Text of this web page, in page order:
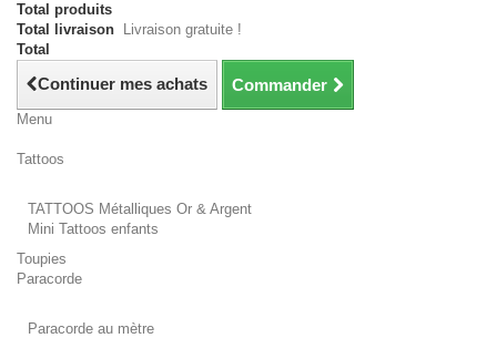
Total produits
Total livraison
Livraison gratuite !
Total
Continuer mes achats Commander
Menu
Tattoos
TATTOOS Métalliques Or & Argent
Mini Tattoos enfants
Toupies
Paracorde
Paracorde au mètre